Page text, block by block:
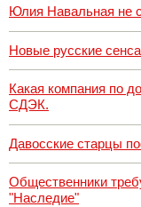
Юлия Навальная не
Новые русские
Какая компания по
СДЭК.
Давосские старцы
Общественники
"Наследие"